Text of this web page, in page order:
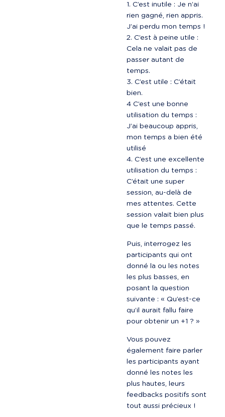
C’est inutile : Je n’ai
rien gagné, rien appris.
J’ai perdu mon temps !
C’est à peine utile :
Cela ne valait pas de
passer autant de
temps.
C’est utile : C’était
bien.
4 C’est une bonne
utilisation du temps :
J’ai beaucoup appris,
mon temps a bien été
utilisé
C’est une excellente
utilisation du temps :
C’était une super
session, au-delà de
mes attentes. Cette
session valait bien plus
que le temps passé.
Puis, interrogez les
participants qui ont
donné la ou les notes
les plus basses, en
posant la question
suivante : « Qu’est-ce
qu’il aurait fallu faire
pour obtenir un +1 ? »
Vous pouvez
également faire parler
les participants ayant
donné les notes les
plus hautes, leurs
feedbacks positifs sont
tout aussi précieux !